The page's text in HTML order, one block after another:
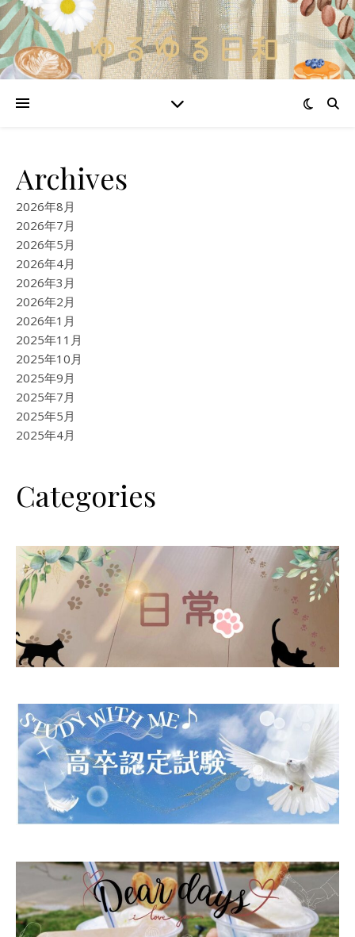
Archives
2026年8月
2026年7月
2026年5月
2026年4月
2026年3月
2026年2月
2026年1月
2025年11月
2025年10月
2025年9月
2025年7月
2025年5月
2025年4月
Categories